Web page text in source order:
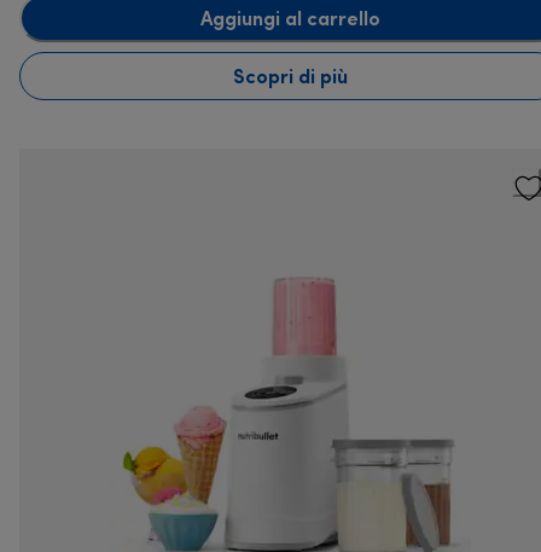
Aggiungi al carrello
Scopri di più